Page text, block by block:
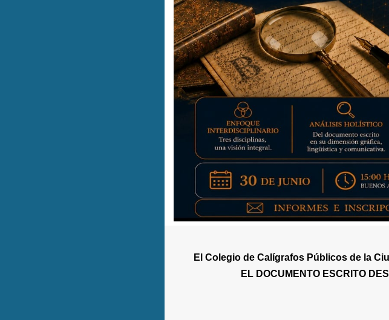
El Colegio de Calígrafos Públicos de la
EL DOCUMENTO ESCRITO